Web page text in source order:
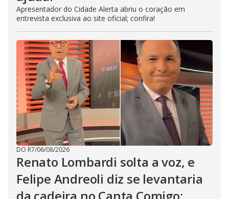
Apresentador do Cidade Alerta abriu o coração em
entrevista exclusiva ao site oficial; confira!
DO R7/06/08/2026
Renato Lombardi solta a voz, e
Felipe Andreoli diz se levantaria